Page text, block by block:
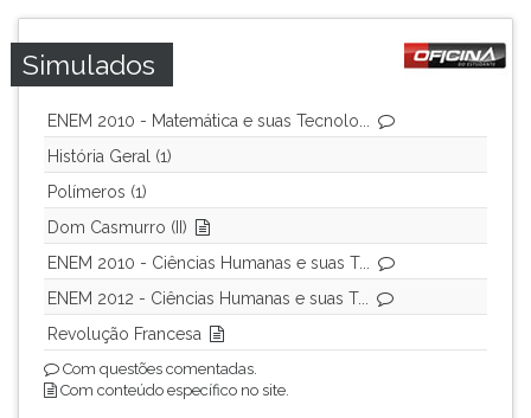
Simulados
ENEM 2010 - Matemática e suas Tecnolo...
História Geral (1)
Polímeros (1)
Dom Casmurro (II)
ENEM 2010 - Ciências Humanas e suas T...
ENEM 2012 - Ciências Humanas e suas T...
Revolução Francesa
Com questões comentadas.
Com conteúdo específico no site.